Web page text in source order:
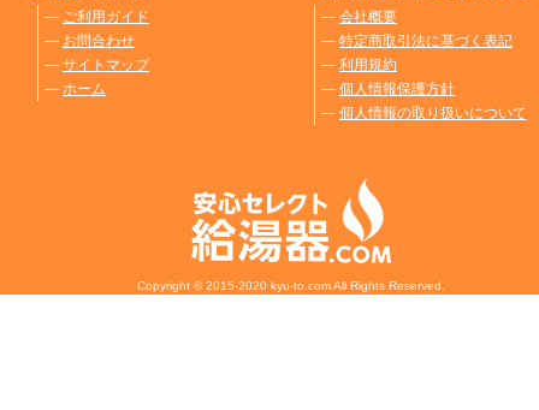
― ご利用ガイド
― お問合わせ
― サイトマップ
― ホーム
― 会社概要
― 特定商取引法に基づく表記
― 利用規約
― 個人情報保護方針
― 個人情報の取り扱いについて
Copyright © 2015-2020 kyu-to.com All Rights Reserved.